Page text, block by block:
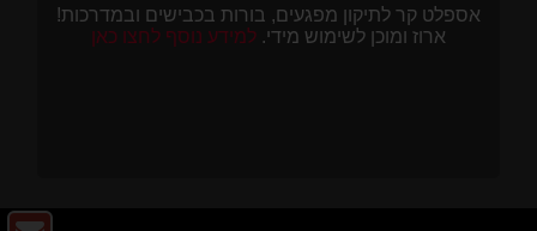
אספלט קר לתיקון מפגעים, בורות בכבישים ובמדרכות!
ארוז ומוכן לשימוש מידי. למידע נוסף לחצו כאן